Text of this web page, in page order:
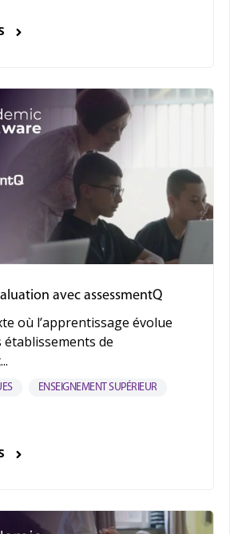
avec assessmentQ
où l’apprentissage évolue
de
ENSEIGNEMENT SUPÉRIEUR